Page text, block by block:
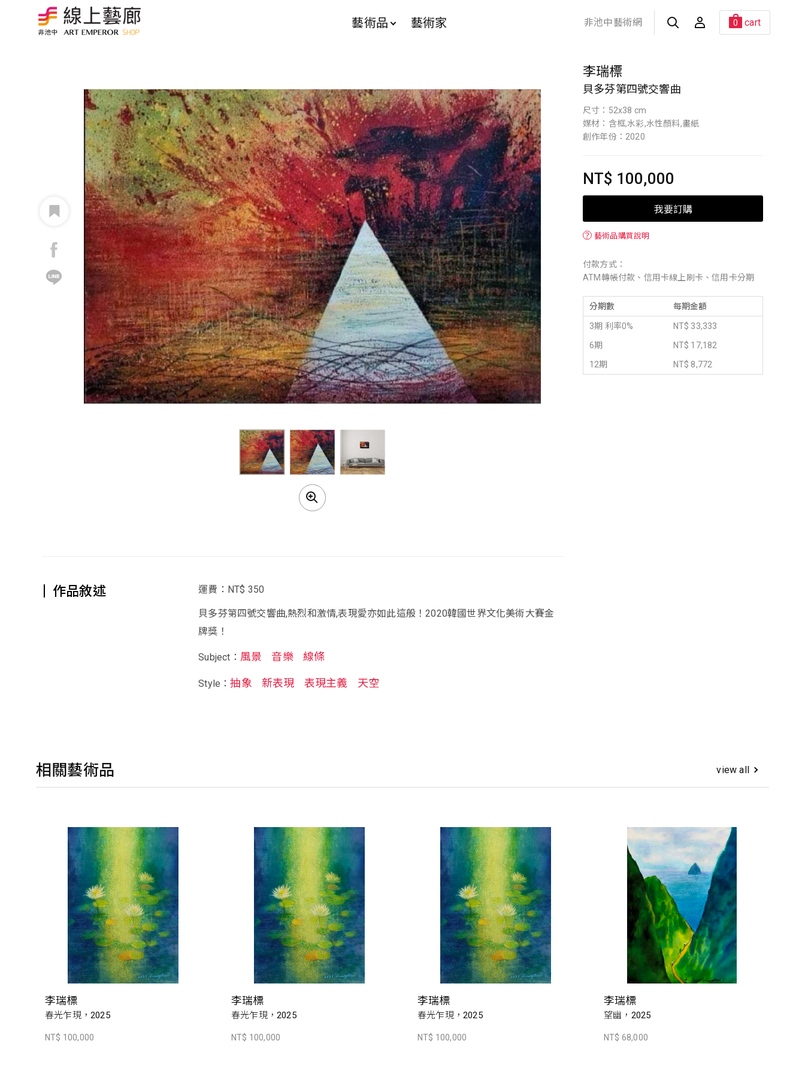
藝術品 藝術家 非池中藝術網 0 cart
李瑞標
貝多芬第四號交響曲
尺寸：52x38 cm
媒材：含框,水彩,水性顏料,畫紙
創作年份：2020
NT$ 100,000
我要訂購
？ 藝術品購買說明
付款方式：
ATM轉帳付款、信用卡線上刷卡、信用卡分期
分期數 每期金額
3期 利率0%
NT$ 33,333
6期
NT$ 17,182
12期
NT$ 8,772
作品敘述 運費：NT$ 350
貝多芬第四號交響曲,熱烈和激情,表現愛亦如此這般！2020韓國世界文化美術大賽金
牌獎！
Subject： 風景 音樂 線條
Style：抽象 新表現 表現主義 天空
相關藝術品 view all
李瑞標
春光乍現，2025
NT$ 100,000
李瑞標
春光乍現，2025
NT$ 100,000
李瑞標
春光乍現，2025
NT$ 100,000
李瑞標
望幽，2025
NT$ 68,000